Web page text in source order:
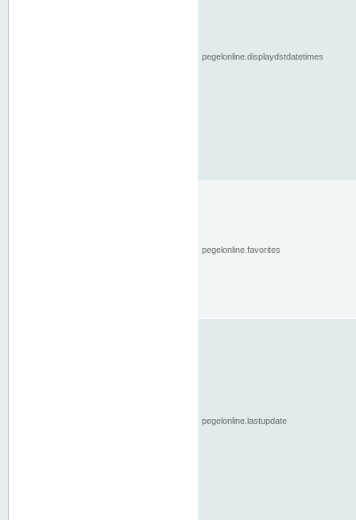
pegelonline.displaydstdatetimes
pegelonline.favorites
pegelonline.lastupdate